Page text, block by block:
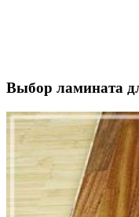
Выбор ламината